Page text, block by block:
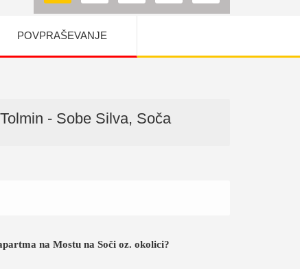
POVPRAŠEVANJE
- Sobe Silva, Soča
na Mostu na Soči oz. okolici?